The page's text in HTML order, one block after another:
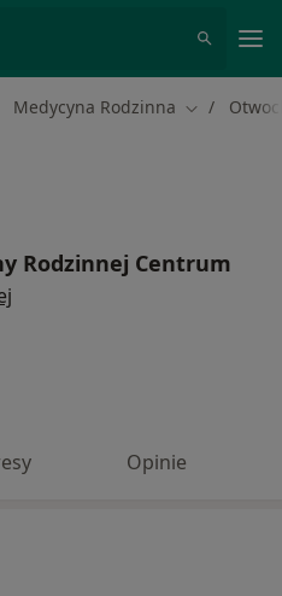
Medycyna Rodzinna Zmień
Rodzinnej Centrum
Opinie